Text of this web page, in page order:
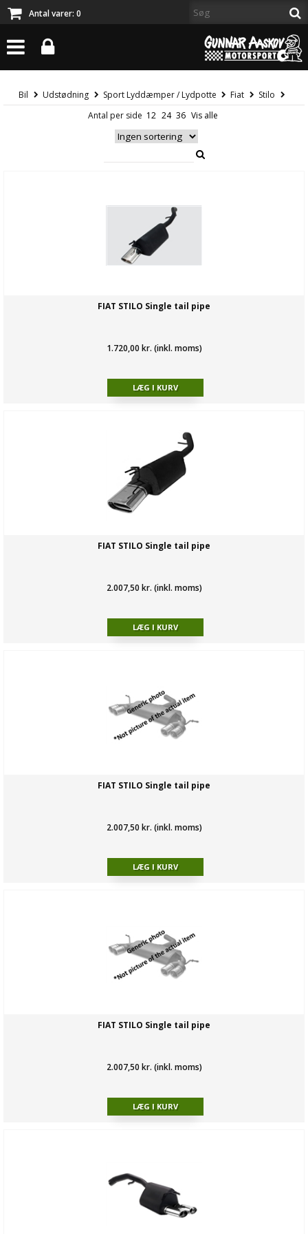
Antal varer: 0
Bil Udstødning Sport Lyddæmper / Lydpotte Fiat
Stilo
Antal per side
FIAT STILO Single tail pipe
1.720,00 kr. (inkl. moms)
FIAT STILO Single tail pipe
2.007,50 kr. (inkl. moms)
FIAT STILO Single tail pipe
2.007,50 kr. (inkl. moms)
FIAT STILO Single tail pipe
2.007,50 kr. (inkl. moms)